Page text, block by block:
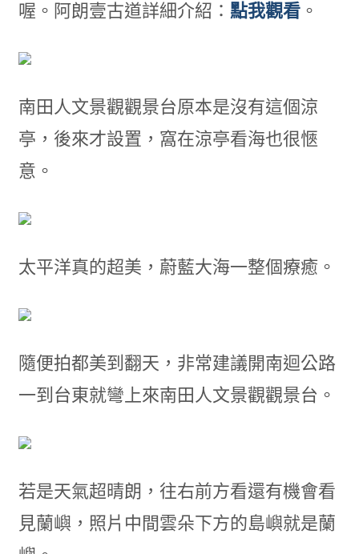
喔。阿朗壹古道詳細介紹： 點我觀看。
南田人文景觀觀景台原本是沒有這個涼
亭，後來才設置，窩在涼亭看海也很愜
意。
太平洋真的超美，蔚藍大海一整個療癒。
隨便拍都美到翻天，非常建議開南迴公路
一到台東就彎上來南田人文景觀觀景台。
若是天氣超晴朗，往右前方看還有機會看
見蘭嶼，照片中間雲朵下方的島嶼就是蘭